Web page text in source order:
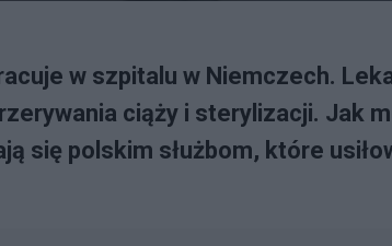
w szpitalu w Niemczech.
ciąży i sterylizacji. Jak
się polskim służbom, które